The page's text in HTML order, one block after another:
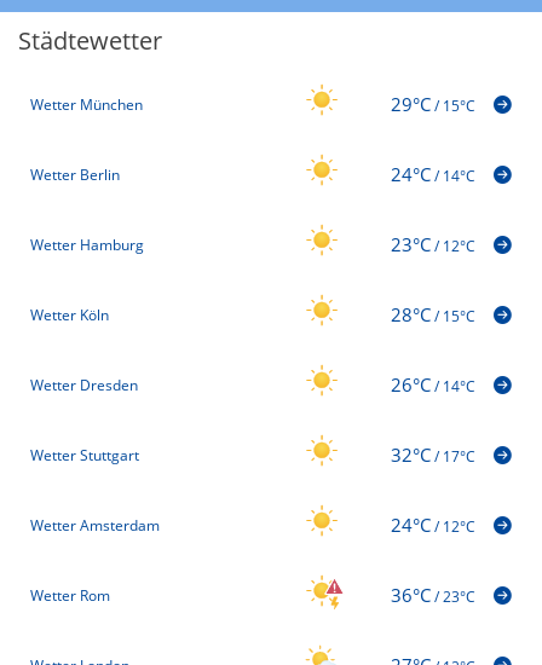
Städtewetter
Wetter München 29°C/15°C
Wetter Berlin 24°C/14°C
Wetter Hamburg 23°C/12°C
Wetter Köln 28°C/15°C
Wetter Dresden 26°C/14°C
Wetter Stuttgart 32°C/17°C
Wetter Amsterdam 24°C/12°C
Wetter Rom 36°C/23°C